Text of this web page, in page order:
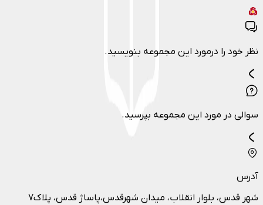
نظر خود را درمورد این مجموعه بنویسید.
سوالی در مورد این مجموعه بپرسید.
آدرس
شهر قدس، بلوار انقلاب، میدان شهرقدس،پاساژ قدس، پلاک7